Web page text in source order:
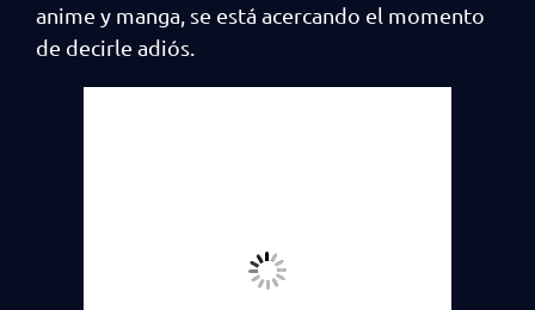
anime y manga, se está acercando el momento
de decirle adiós.